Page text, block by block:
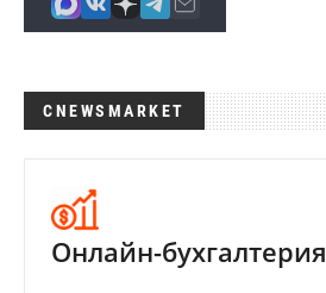
CNEWSMARKET
Онлайн-бухгалтерия